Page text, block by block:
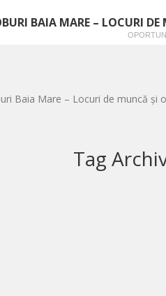
BAIA MARE – LOCURI
Baia Mare – Locuri de muncă și
Tag